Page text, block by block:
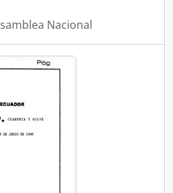
Nacional